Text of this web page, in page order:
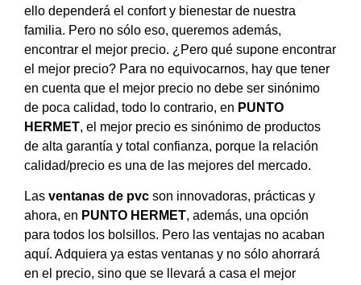
ello dependerá el confort y bienestar de nuestra
familia. Pero no sólo eso, queremos además,
encontrar el mejor precio. ¿Pero qué supone encontrar
el mejor precio? Para no equivocarnos, hay que tener
en cuenta que el mejor precio no debe ser sinónimo
de poca calidad, todo lo contrario, en PUNTO
HERMET, el mejor precio es sinónimo de productos
de alta garantía y total confianza, porque la relación
calidad/precio es una de las mejores del mercado.
Las ventanas de pvc son innovadoras, prácticas y
ahora, en PUNTO HERMET, además, una opción
para todos los bolsillos. Pero las ventajas no acaban
aquí. Adquiera ya estas ventanas y no sólo ahorrará
en el precio, sino que se llevará a casa el mejor